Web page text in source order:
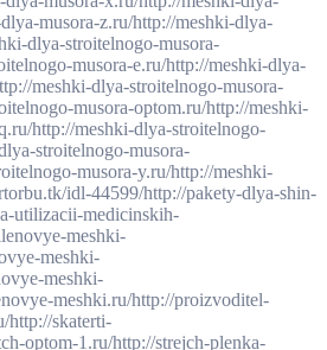
musora-z.ru/http://meshki-dlya-
dlya-stroitelnogo-musora-
musora-e.ru/http://meshki-dlya-
meshki-dlya-stroitelnogo-musora-
musora-optom.ru/http://meshki-
http://meshki-dlya-stroitelnogo-
stroitelnogo-musora-
musora-y.ru/http://meshki-
idl-44599/http://pakety-dlya-shin-
utilizacii-medicinskih-
meshki-
meshki-
meshki-
meshki.ru/http://proizvoditel-
http://skaterti-
optom-1.ru/http://strejch-plenka-